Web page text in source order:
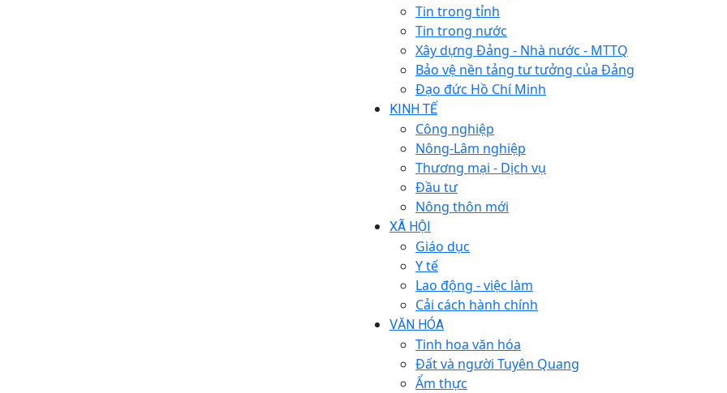
Tin trong tỉnh
Tin trong nước
Xây dựng Đảng - Nhà nước - MTTQ
Bảo vệ nền tảng tư tưởng của Đảng
Đạo đức Hồ Chí Minh
KINH TẾ
Công nghiệp
Nông-Lâm nghiệp
Thương mại - Dịch vụ
Đầu tư
Nông thôn mới
XÃ HỘI
Giáo dục
Y tế
Lao động - việc làm
Cải cách hành chính
VĂN HÓA
Tinh hoa văn hóa
Đất và người Tuyên Quang
Ẩm thực